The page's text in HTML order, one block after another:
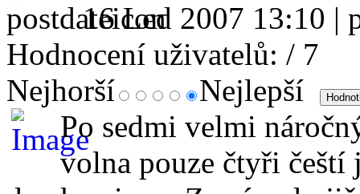
16 Led 2007 13:10 |
Hodnocení uživatelů: / 7
Nejhorší
Nejlepší
Po sedmi velmi
volna pouze čtyři